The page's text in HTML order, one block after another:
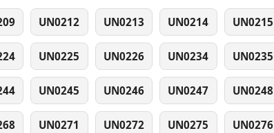
UN0212 UN0213 UN0214 UN0215
UN0225 UN0226 UN0234 UN0235
UN0245 UN0246 UN0247 UN0248
UN0271 UN0272 UN0275 UN0276